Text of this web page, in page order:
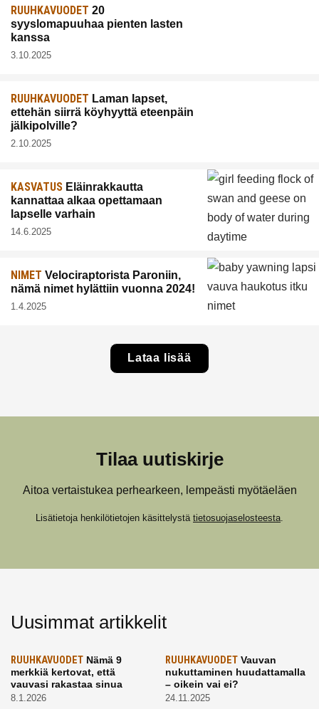
RUUHKAVUODET 20
syyslomapuuhaa pienten lasten
kanssa
3.10.2025
RUUHKAVUODET Laman lapset,
ettehän siirrä köyhyyttä eteenpäin
jälkipolville?
2.10.2025
KASVATUS Eläinrakkautta
kannattaa alkaa opettamaan
lapselle varhain
14.6.2025
NIMET Velociraptorista Paroniin,
nämä nimet hylättiin vuonna 2024!
1.4.2025
Lataa lisää
Tilaa uutiskirje
Aitoa vertaistukea perhearkeen, lempeästi myötäeläen
Lisätietoja henkilötietojen käsittelystä tietosuojaselosteesta.
Uusimmat artikkelit
RUUHKAVUODET Nämä 9
merkkiä kertovat, että
vauvasi rakastaa sinua
8.1.2026
RUUHKAVUODETVauvan
nukuttaminen huudattamalla
– oikein vai ei?
24.11.2025